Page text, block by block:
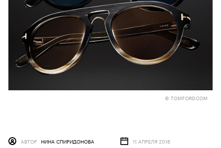
© TOMFORD.COM
АВТОР НИНА СПИРИДОНОВА 11 АПРЕЛЯ 2016